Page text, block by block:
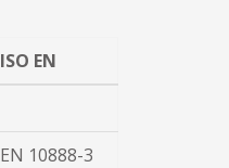
ISO EN
EN 10888-3